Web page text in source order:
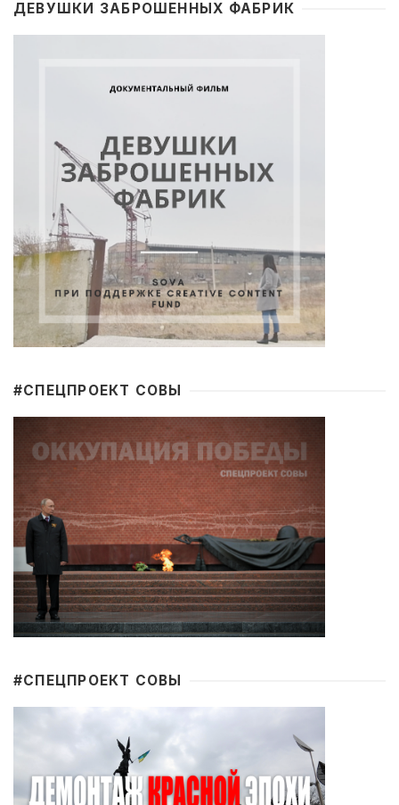
ДЕВУШКИ ЗАБРОШЕННЫХ ФАБРИК
#CПЕЦПРОЕКТ СОВЫ
#CПЕЦПРОЕКТ СОВЫ